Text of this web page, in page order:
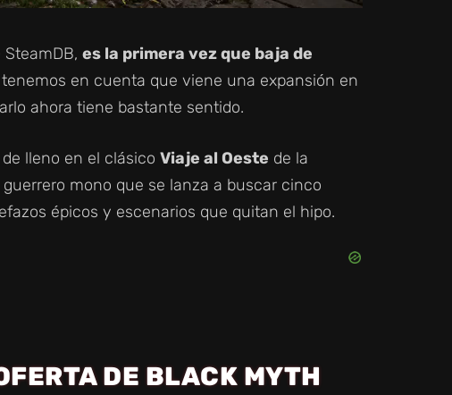
es la primera vez que baja de
tenemos en cuenta que viene una expansión en
ahora tiene bastante sentido.
lleno en el clásico Viaje al Oeste de la
mono que se lanza a buscar cinco
épicos y escenarios que quitan el hipo.
DE BLACK MYTH